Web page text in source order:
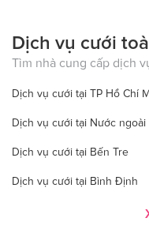
Dịch vụ cưới
Tìm nhà cung cấp dịch
Dịch vụ cưới tại TP Hồ Chí
Dịch vụ cưới tại Nước ngoài
Dịch vụ cưới tại Bến Tre
Dịch vụ cưới tại Bình Định
Dịch vụ cưới tại Bình Thuận